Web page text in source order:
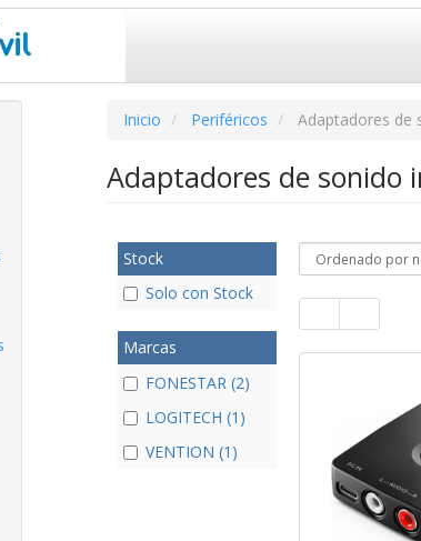
Inicio Periféricos Adaptadores de
Adaptadores de sonido
Stock
Solo con Stock
Marcas
FONESTAR (2)
LOGITECH (1)
VENTION (1)